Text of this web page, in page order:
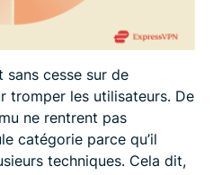
sans cesse sur de
tromper les utilisateurs. De
ne rentrent pas
catégorie parce qu’il
techniques. Cela dit,